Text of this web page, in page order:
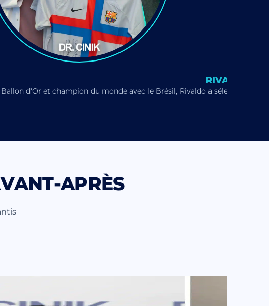
RIVALDO
Ballon d'Or et champion du monde avec le Brésil, Rivaldo a sélectionné
APRÈS